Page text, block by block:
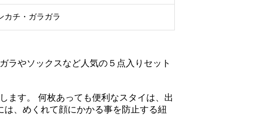
カチ・ガラガラ
ラやソックスなど人気の５点入りセット
ます。 何枚あっても便利なスタイは、出
、めくれて顔にかかる事を防止する紐